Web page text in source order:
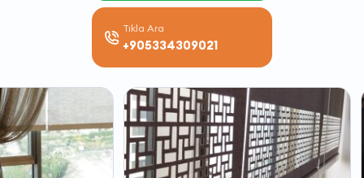
Tıkla Ara
+905334309021